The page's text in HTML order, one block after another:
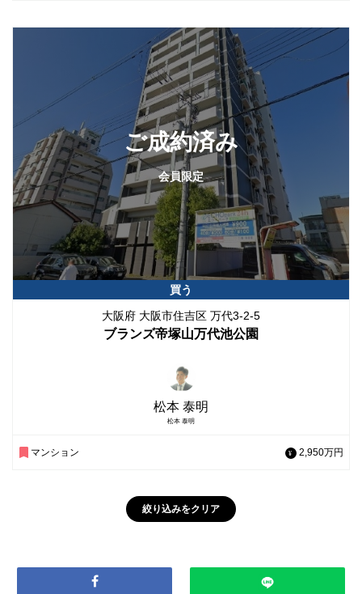
ご成約済み
会員限定
買う
大阪府 大阪市住吉区 万代3-2-5
ブランズ帝塚山万代池公園
松本 泰明
松本 泰明
マンション 2,950万円
絞り込みをクリア